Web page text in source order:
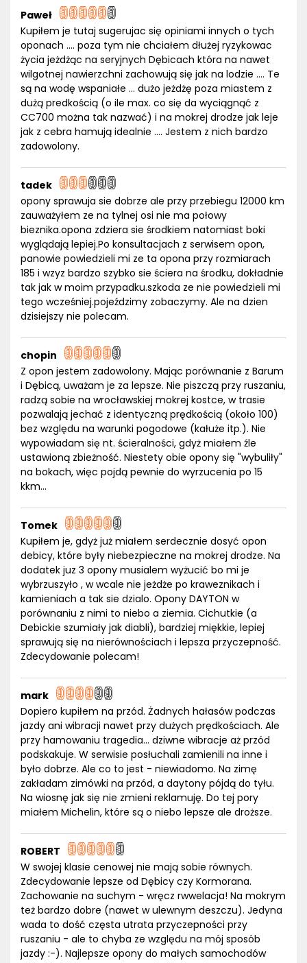
Paweł
Kupiłem je tutaj sugerujac się opiniami innych o tych
oponach .... poza tym nie chciałem dłużej ryzykowac
życia jeżdżąc na seryjnych Dębicach która na nawet
wilgotnej nawierzchni zachowują się jak na lodzie .... Te
są na wodę wspaniałe ... dużo jeżdżę poza miastem z
dużą predkością (o ile max. co się da wyciągnąć z
CC700 można tak nazwać) i na mokrej drodze jak leje
jak z cebra hamują idealnie .... Jestem z nich bardzo
zadowolony.
tadek
opony sprawuja sie dobrze ale przy przebiegu 12000 km
zauważyłem ze na tylnej osi nie ma połowy
bieznika.opona zdziera sie środkiem natomiast boki
wyglądają lepiej.Po konsultacjach z serwisem opon,
panowie powiedzieli mi ze ta opona przy rozmiarach
185 i wzyz bardzo szybko sie ściera na środku, dokładnie
tak jak w moim przypadku.szkoda ze nie powiedzieli mi
tego wcześniej.pojeździmy zobaczymy. Ale na dzien
dzisiejszy nie polecam.
chopin
Z opon jestem zadowolony. Mając porównanie z Barum
i Dębicą, uważam je za lepsze. Nie piszczą przy ruszaniu,
radzą sobie na wrocławskiej mokrej kostce, w trasie
pozwalają jechać z identyczną prędkością (około 100)
bez względu na warunki pogodowe (kałuże itp.). Nie
wypowiadam się nt. ścieralności, gdyż miałem źle
ustawioną zbieżność. Niestety obie opony się "wybuliły"
na bokach, więc pojdą pewnie do wyrzucenia po 15
kkm...
Tomek
Kupiłem je, gdyż już miałem serdecznie dosyć opon
debicy, które były niebezpieczne na mokrej drodze. Na
dodatek juz 3 opony musialem wyżucić bo mi je
wybrzuszyło , w wcale nie jeżdże po kraweznikach i
kamieniach a tak sie dzialo. Opony DAYTON w
porównaniu z nimi to niebo a ziemia. Cichutkie (a
Debickie szumiały jak diabli), bardziej miękkie, lepiej
sprawują się na nierównościach i lepsza przyczepność.
Zdecydowanie polecam!
mark
Dopiero kupiłem na przód. Żadnych hałasów podczas
jazdy ani wibracji nawet przy dużych prędkościach. Ale
przy hamowaniu tragedia... dziwne wibracje aż przód
podskakuje. W serwisie posłuchali zamienili na inne i
było dobrze. Ale co to jest - niewiadomo. Na zimę
zakładam zimówki na przód, a daytony pójdą do tyłu.
Na wiosnę jak się nie zmieni reklamuję. Do tej pory
miałem Michelin, które są o niebo lepsze ale droższe.
ROBERT
W swojej klasie cenowej nie mają sobie równych.
Zdecydowanie lepsze od Dębicy czy Kormorana.
Zachowanie na suchym - wręcz rwwelacja! Na mokrym
też bardzo dobre (nawet w ulewnym deszczu). Jedyna
wada to dość częsta utrata przyczepności przy
ruszaniu - ale to chyba ze względu na mój sposób
jazdy :-). Najlepsze opony do małych samochodów